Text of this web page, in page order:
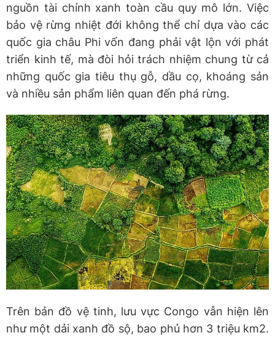
nguồn tài chính xanh toàn cầu quy mô lớn. Việc
bảo vệ rừng nhiệt đới không thể chỉ dựa vào các
quốc gia châu Phi vốn đang phải vật lộn với phát
triển kinh tế, mà đòi hỏi trách nhiệm chung từ cả
những quốc gia tiêu thụ gỗ, dầu cọ, khoáng sản
và nhiều sản phẩm liên quan đến phá rừng.
Trên bản đồ vệ tinh, lưu vực Congo vẫn hiện lên
như một dải xanh đồ sộ, bao phủ hơn 3 triệu km2.